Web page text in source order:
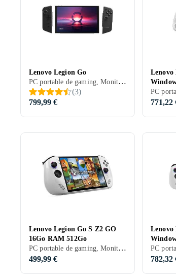
Lenovo Legion Go
PC portable de gaming, Moniteur LCD, 2023, Wi-Fi
(3)
799,99 €
Lenovo
771,22
Lenovo Legion Go S Z2 GO
16Go RAM 512Go
PC portable de gaming, Moniteur LCD, Wi-Fi
499,99 €
Lenovo
512GB
782,32